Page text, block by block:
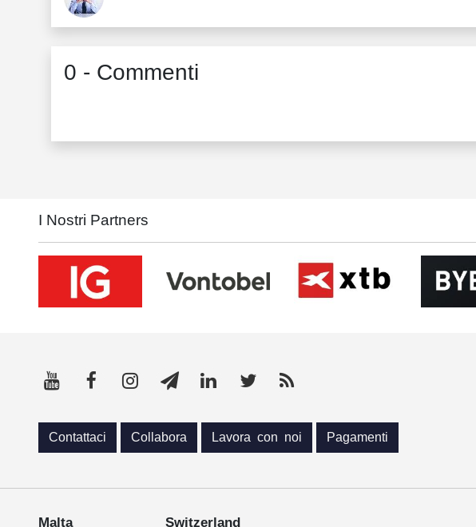
0 - Commenti
I Nostri Partners
Contattaci Collabora Lavora con noi Pagamenti
Malta Switzerland